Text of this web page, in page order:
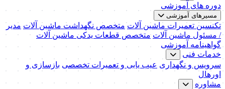
دوره های آموزشی
مسیرهای آموزشی
تکنسین تعمیرات ماشین آلات متخصص نگهداشت ماشین آلات مدیر
/ مسئول ماشین آلات متخصص قطعات یدکی ماشین آلات
گواهینامه آموزشی
خدمات فنی
سرویس و نگهداری عیب یابی و تعمیرات تخصصی بازسازی و
اورهال
مشاوره